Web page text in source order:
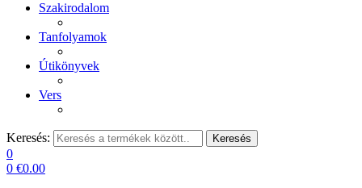
Szakirodalom
Tanfolyamok
Útikönyvek
Vers
Keresés: Keresés
0
0 €0.00